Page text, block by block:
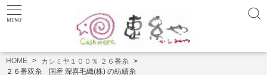
HOME
カシミヤ１００％ ２６番糸
２６番双糸 国産 深喜毛織(株) の紡績糸